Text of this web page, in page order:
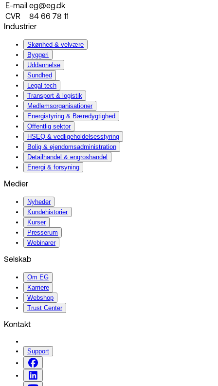
E-mail eg@eg.dk
CVR
84 66 78 11
Industrier
Skønhed & velvære
Byggeri
Uddannelse
Sundhed
Legal tech
Transport & logistik
Medlemsorganisationer
Energistyring & Bæredygtighed
Offentlig sektor
HSEQ & vedligeholdelsesstyring
Bolig & ejendomsadministration
Detailhandel & engroshandel
Energi & forsyning
Medier
Nyheder
Kundehistorier
Kurser
Presserum
Webinarer
Selskab
Om EG
Karriere
Webshop
Trust Center
Kontakt
Support